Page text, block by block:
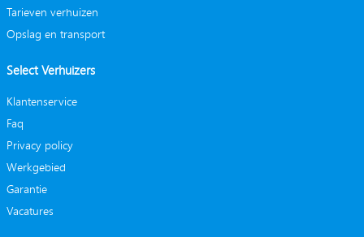
Tarieven verhuizen
Opslag en transport
Select Verhuizers
Klantenservice
Faq
Privacy policy
Werkgebied
Garantie
Vacatures